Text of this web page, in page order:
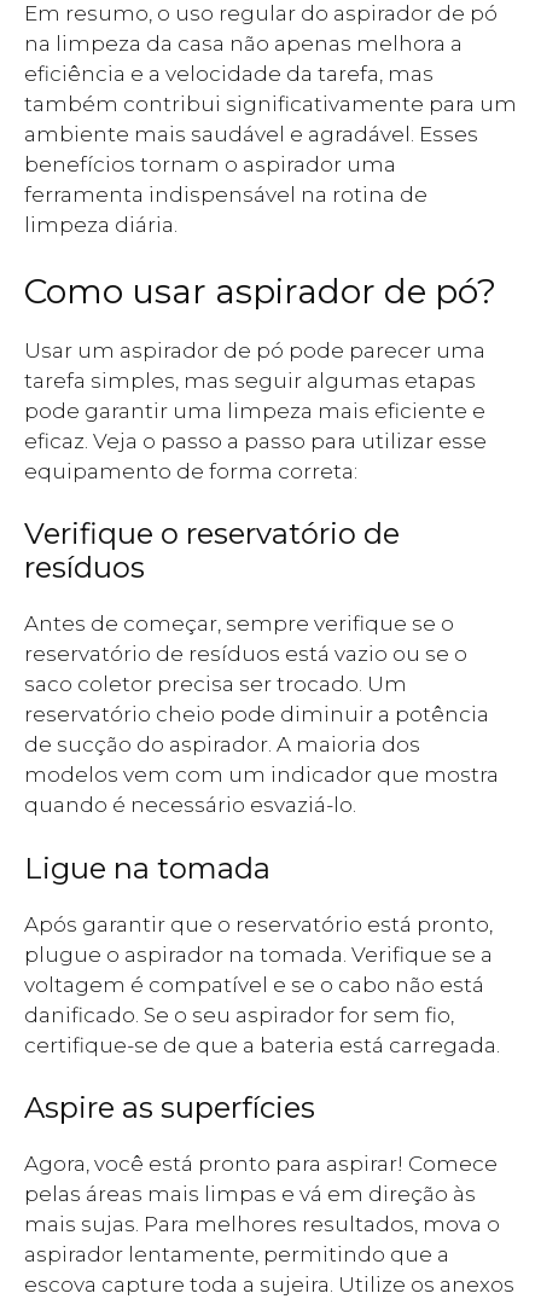
Em resumo, o uso regular do aspirador de pó
na limpeza da casa não apenas melhora a
eficiência e a velocidade da tarefa, mas
também contribui significativamente para um
ambiente mais saudável e agradável. Esses
benefícios tornam o aspirador uma
ferramenta indispensável na rotina de
limpeza diária.
Como usar aspirador de pó?
Usar um aspirador de pó pode parecer uma
tarefa simples, mas seguir algumas etapas
pode garantir uma limpeza mais eficiente e
eficaz. Veja o passo a passo para utilizar esse
equipamento de forma correta:
Verifique o reservatório de
resíduos
Antes de começar, sempre verifique se o
reservatório de resíduos está vazio ou se o
saco coletor precisa ser trocado. Um
reservatório cheio pode diminuir a potência
de sucção do aspirador. A maioria dos
modelos vem com um indicador que mostra
quando é necessário esvaziá-lo.
Ligue na tomada
Após garantir que o reservatório está pronto,
plugue o aspirador na tomada. Verifique se a
voltagem é compatível e se o cabo não está
danificado. Se o seu aspirador for sem fio,
certifique-se de que a bateria está carregada.
Aspire as superfícies
Agora, você está pronto para aspirar! Comece
pelas áreas mais limpas e vá em direção às
mais sujas. Para melhores resultados, mova o
aspirador lentamente, permitindo que a
escova capture toda a sujeira. Utilize os anexos